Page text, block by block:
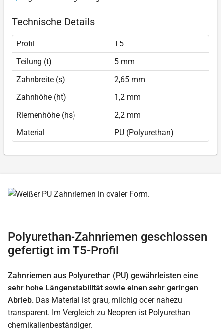
Technische Details
Profil
T5
Teilung (t)
5 mm
Zahnbreite (s)
2,65 mm
Zahnhöhe (ht)
1,2 mm
Riemenhöhe (hs)
2,2 mm
Material
PU (Polyurethan)
Polyurethan-Zahnriemen geschlossen
gefertigt im T5-Profil
Zahnriemen aus Polyurethan (PU) gewährleisten eine
sehr hohe Längenstabilität sowie einen sehr geringen
Abrieb. Das Material ist grau, milchig oder nahezu
transparent. Im Vergleich zu Neopren ist Polyurethan
chemikalienbeständiger.